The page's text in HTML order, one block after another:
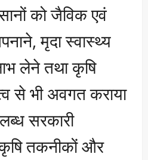
को जैविक एवं
मृदा स्वास्थ्य
लेने तथा कृषि
से भी अवगत कराया
सरकारी
तकनीकों और